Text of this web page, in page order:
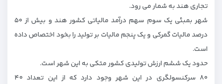
تجاری هند به شمار می رود.
شهر بمبئی یک سوم سهم درآمد مالیاتی کشور هند و بیش از ۵۰
درصد مالیات گمرکی و یک پنجم مالیات بر تولید را بخود اختصاص داده
است.
حدود یک ششم ارزش تولیدی کشور متکی به این شهر است.
۸۰ سرکنسولگری در این شهر وجود دارد که از این تعداد ۴۰